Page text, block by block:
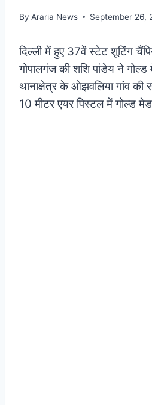
By Araria News September 26,
दिल्ली में हुए 37वें स्टेट शूटिंग
गोपालगंज की शशि पांडेय ने
थानाक्षेत्र के ओझवलिया गांव की
10 मीटर एयर पिस्टल में गोल्ड